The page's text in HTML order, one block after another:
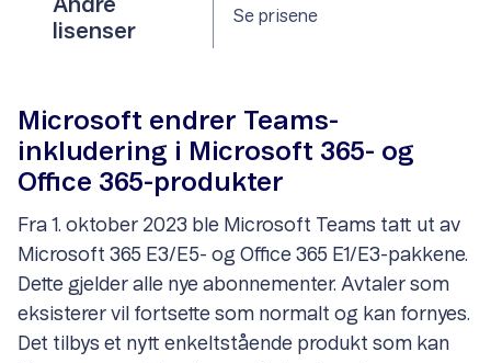
Andre
lisenser
Se prisene
Microsoft endrer Teams-
inkludering i Microsoft 365- og
Office 365-produkter
Fra 1. oktober 2023 ble Microsoft Teams tatt ut av
Microsoft 365 E3/E5- og Office 365 E1/E3-pakkene.
Dette gjelder alle nye abonnementer. Avtaler som
eksisterer vil fortsette som normalt og kan fornyes.
Det tilbys et nytt enkeltstående produkt som kan